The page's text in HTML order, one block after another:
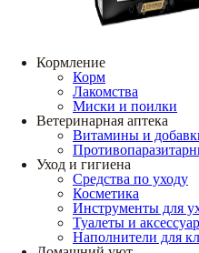
Кормление
Корм
Лакомства
Миски и поилки
Ветеринарная аптека
Витамины и
Уход и гигиена
Средства по уходу
Косметика
Инструменты для
Туалеты и
Наполнители для